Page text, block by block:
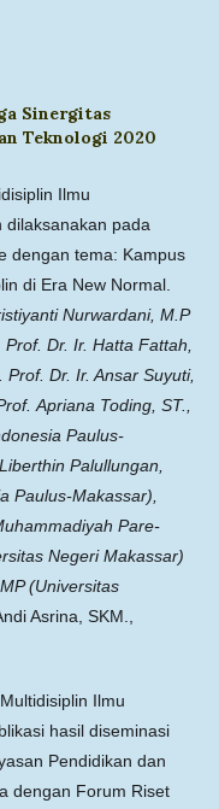
Sinergitas
Teknologi 2020
Ilmu
dilaksanakan pada
dengan tema: Kampus
di Era New Normal.
Nurwardani, M.P
Prof. Dr. Ir. Hatta Fattah,
Prof. Dr. Ir. Ansar Suyuti,
Apriana Toding, ST.,
Paulus-
Palullungan,
Paulus-Makassar),
Pare-
Negeri Makassar)
(Universitas
Asrina, SKM.,
Ilmu
hasil diseminasi
Pendidikan dan
dengan Forum Riset